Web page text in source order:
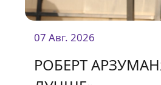
07 Авг. 2026
РОБЕРТ